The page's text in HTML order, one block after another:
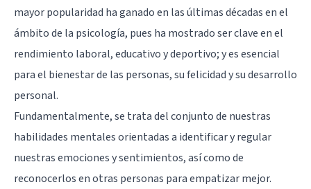
mayor popularidad ha ganado en las últimas décadas en el
ámbito de la psicología, pues ha mostrado ser clave en el
rendimiento laboral, educativo y deportivo; y es esencial
para el bienestar de las personas, su felicidad y su desarrollo
personal.
Fundamentalmente, se trata del conjunto de nuestras
habilidades mentales orientadas a identificar y regular
nuestrasemociones y sentimientos, así como de
reconocerlos en otras personas para empatizar mejor.